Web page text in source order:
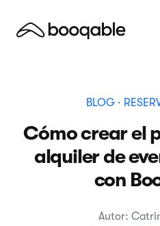
BLOG·
Cómo crear el
alquiler de
con
Autor: